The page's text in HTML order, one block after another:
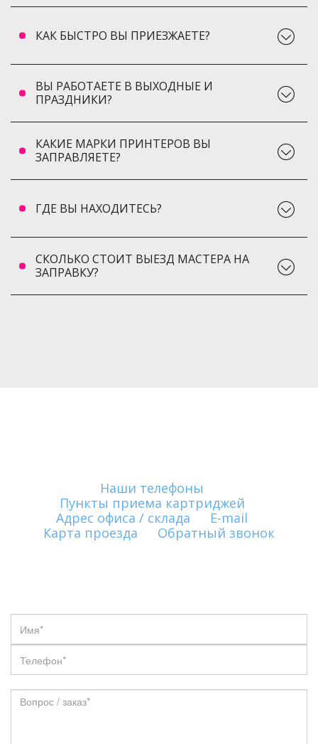
КАК БЫСТРО ВЫ ПРИЕЗЖАЕТЕ?
ВЫ РАБОТАЕТЕ В ВЫХОДНЫЕ И
ПРАЗДНИКИ?
КАКИЕ МАРКИ ПРИНТЕРОВ ВЫ
ЗАПРАВЛЯЕТЕ?
ГДЕ ВЫ НАХОДИТЕСЬ?
СКОЛЬКО СТОИТ ВЫЕЗД МАСТЕРА НА
ЗАПРАВКУ?
Наши телефоны
Пункты приема картриджей
Адрес офиса / склада
E-mail
Карта проезда
Обратный звонок